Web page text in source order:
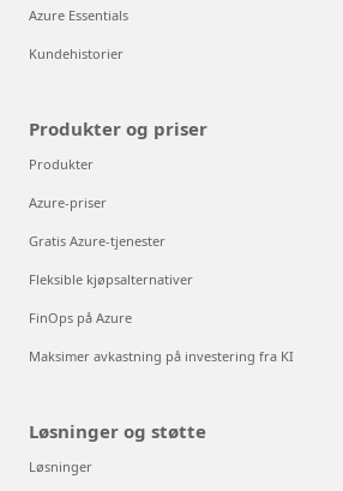
Azure Essentials
Kundehistorier
Produkter og priser
Produkter
Azure-priser
Gratis Azure-tjenester
Fleksible kjøpsalternativer
FinOps på Azure
Maksimer avkastning på investering fra KI
Løsninger og støtte
Løsninger